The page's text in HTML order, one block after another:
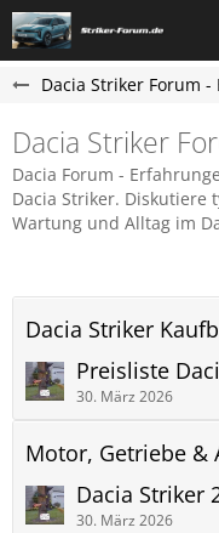
Dacia Striker
Dacia Forum -
Dacia Striker. Diskutiere
Wartung und Alltag im
30. März 2026
Motor, Getriebe &
30. März 2026